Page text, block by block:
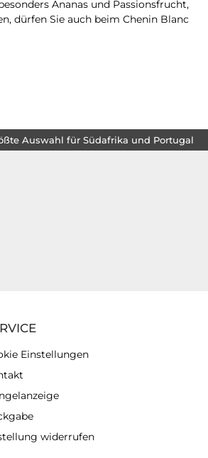
Ananas und Passionsfrucht,
dürfen Sie auch beim Chenin Blanc
Auswahl für Südafrika und Portugal
Einstellungen
widerrufen